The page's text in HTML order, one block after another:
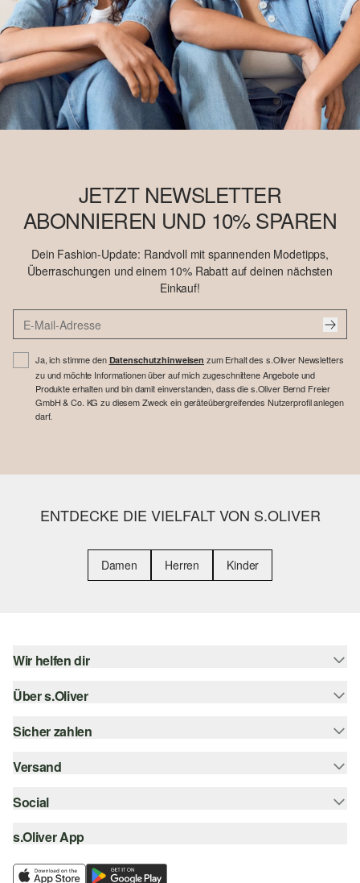
JETZT NEWSLETTER
ABONNIEREN UND 10% SPAREN
Dein Fashion-Update: Randvoll mit spannenden Modetipps,
Überraschungen und einem 10% Rabatt auf deinen nächsten
Einkauf!
Ja, ich stimme den Datenschutzhinweisen zum Erhalt des s.Oliver Newsletters
zu und möchte Informationen über auf mich zugeschnittene Angebote und
Produkte erhalten und bin damit einverstanden, dass die s.Oliver Bernd Freier
GmbH & Co. KG zu diesem Zweck ein geräteübergreifendes Nutzerprofil anlegen
darf.
ENTDECKE DIE VIELFALT VON S.OLIVER
Damen Herren Kinder
Wir helfen dir
Hilfe & FAQ
Größenberatung
Über s.Oliver
Newsletter
s.Oliver Card
Wunschliste
Nachhaltigkeit
Sicher zahlen
Rechnung
Kreditkarte
Klarna
Versand
Sendungsverfolgung
SwissPost
Social
instagram
facebook
s.Oliver App